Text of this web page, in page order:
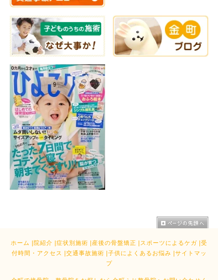
ホーム |院紹介 |症状別施術 | 産後の骨盤矯正 | スポーツによるケガ |受
付時間・アクセス |交通事故施術 |子供によくあるお悩み |サイトマッ
プ